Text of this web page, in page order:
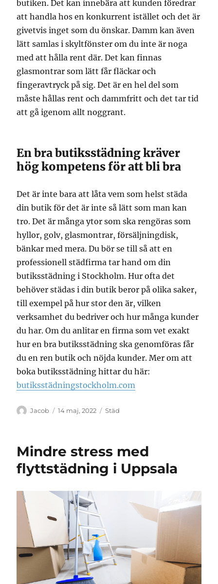
butiken. Det kan innebära att kunden föredrar
att handla hos en konkurrent istället och det är
givetvis inget som du önskar. Damm kan även
lätt samlas i skyltfönster om du inte är noga
med att hålla rent där. Det kan finnas
glasmontrar som lätt får fläckar och
fingeravtryck på sig. Det är en hel del som
måste hållas rent och dammfritt och det tar tid
att gå igenom allt noggrant.
En bra butiksstädning kräver
hög kompetens för att bli bra
Det är inte bara att låta vem som helst städa
din butik för det är inte så lätt som man kan
tro. Det är många ytor som ska rengöras som
hyllor, golv, glasmontrar, försäljningdisk,
bänkar med mera. Du bör se till så att en
professionell städfirma tar hand om din
butiksstädning i Stockholm. Hur ofta det
behöver städas i din butik beror på olika saker,
till exempel på hur stor den är, vilken
verksamhet du bedriver och hur många kunder
du har. Om du anlitar en firma som vet exakt
hur en bra butiksstädning ska genomföras får
du en ren butik och nöjda kunder. Mer om att
boka butiksstädning hittar du här:
butiksstädningstockholm.com
Författare
Jacob
Publicerat
14 maj, 2022 Kategorier
Städ
Mindre stress med
flyttstädning i Uppsala